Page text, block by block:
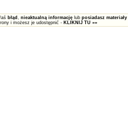
aś błąd , nieaktualną informacjęlub posiadasz materiały
i możesz je udostępnić - KLIKNIJ TU »»